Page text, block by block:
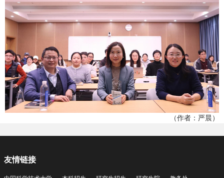
（作者：严晨）
友情链接